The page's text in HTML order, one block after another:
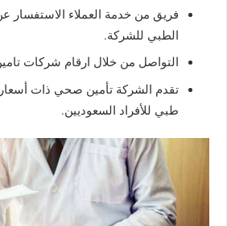
فريق من خدمة العملاء الاستفسار
الطبي للشركة.
التواصل من خلال ارقام شركات
تقدم الشركة تأمين صحي ذات
طبي للأفراد السعوديين.